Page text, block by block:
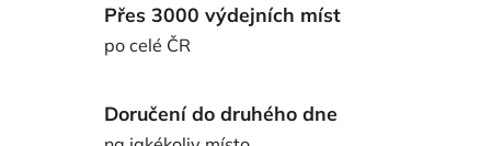
Přes 3000 výdejních míst
po celé ČR
Doručení do druhého dne